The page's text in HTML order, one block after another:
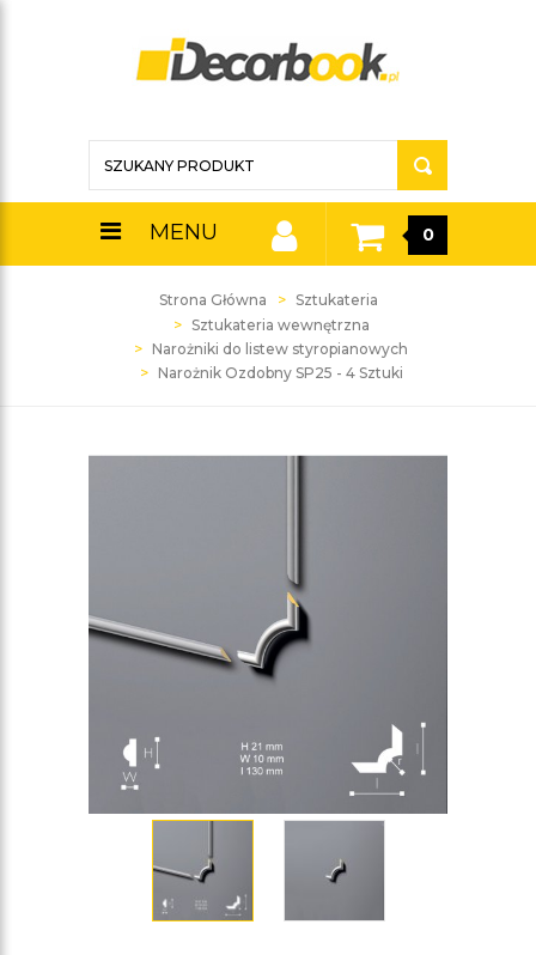
MENU 0
Strona Główna
Sztukateria
Sztukateria wewnętrzna
Narożniki do listew styropianowych
Narożnik Ozdobny SP25 - 4 Sztuki